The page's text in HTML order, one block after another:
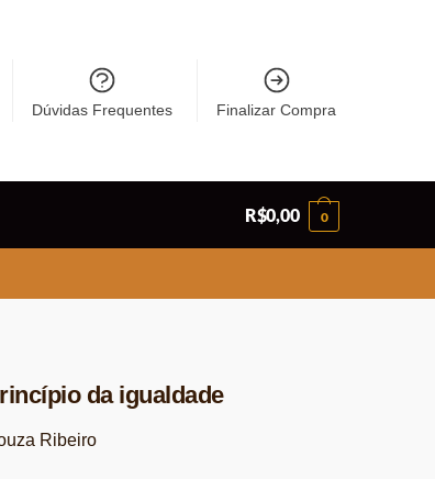
Dúvidas Frequentes Finalizar Compra
R$0,00 0
da igualdade
Ribeiro